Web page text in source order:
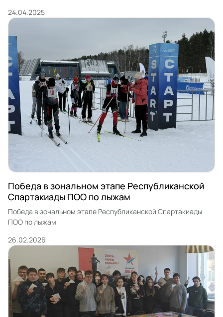
Татарстан. В финале приняли участие пять команд: «Молодые
директора тракторного завода» ГАПОУ «Казанский
автотранспортный техникум им А.П.Обыденнова» «NT —
хорошая […]
24.04.2025
Победа в зональном этапе Республиканской
Спартакиады ПОО по лыжам
Победа в зональном этапе Республиканской Спартакиады
ПОО по лыжам
26.02.2026